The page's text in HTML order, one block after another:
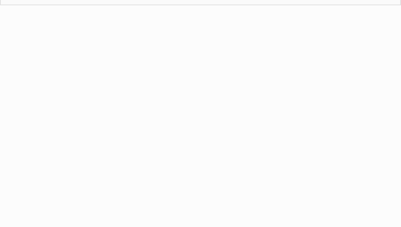
ifi
ra